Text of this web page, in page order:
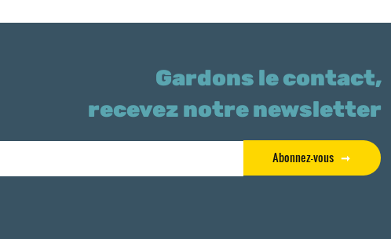
Gardons le contact,
recevez notre newsletter
Abonnez-vous